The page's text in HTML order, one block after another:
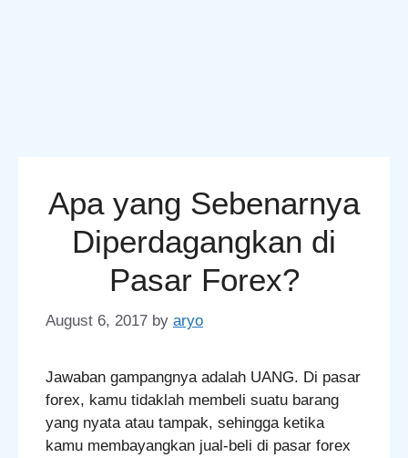
Apa yang Sebenarnya
Diperdagangkan di
Pasar Forex?
August 6, 2017 by aryo
Jawaban gampangnya adalah UANG. Di pasar
forex, kamu tidaklah membeli suatu barang
yang nyata atau tampak, sehingga ketika
kamu membayangkan jual-beli di pasar forex